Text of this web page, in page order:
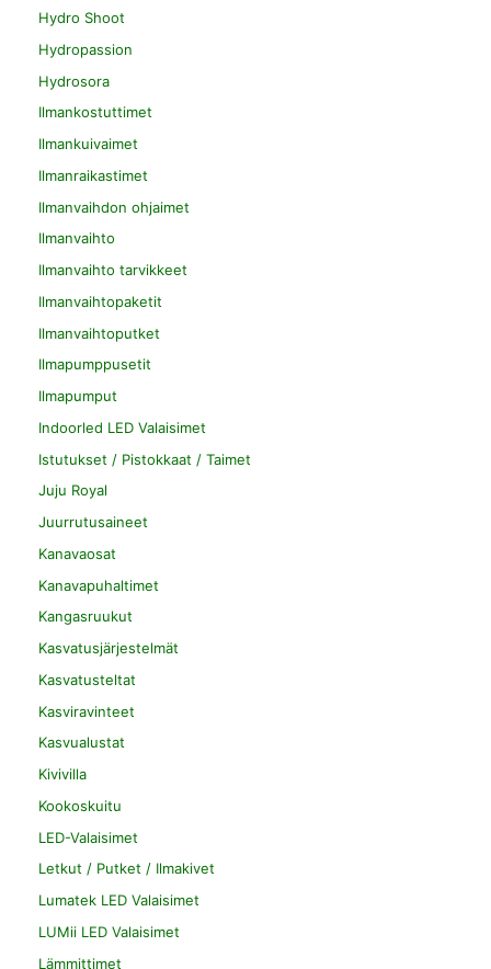
Hydro Shoot
Hydropassion
Hydrosora
Ilmankostuttimet
Ilmankuivaimet
Ilmanraikastimet
Ilmanvaihdon ohjaimet
Ilmanvaihto
Ilmanvaihto tarvikkeet
Ilmanvaihtopaketit
Ilmanvaihtoputket
Ilmapumppusetit
Ilmapumput
Indoorled LED Valaisimet
Istutukset / Pistokkaat / Taimet
Juju Royal
Juurrutusaineet
Kanavaosat
Kanavapuhaltimet
Kangasruukut
Kasvatusjärjestelmät
Kasvatusteltat
Kasviravinteet
Kasvualustat
Kivivilla
Kookoskuitu
LED-Valaisimet
Letkut / Putket / Ilmakivet
Lumatek LED Valaisimet
LUMii LED Valaisimet
Lämmittimet